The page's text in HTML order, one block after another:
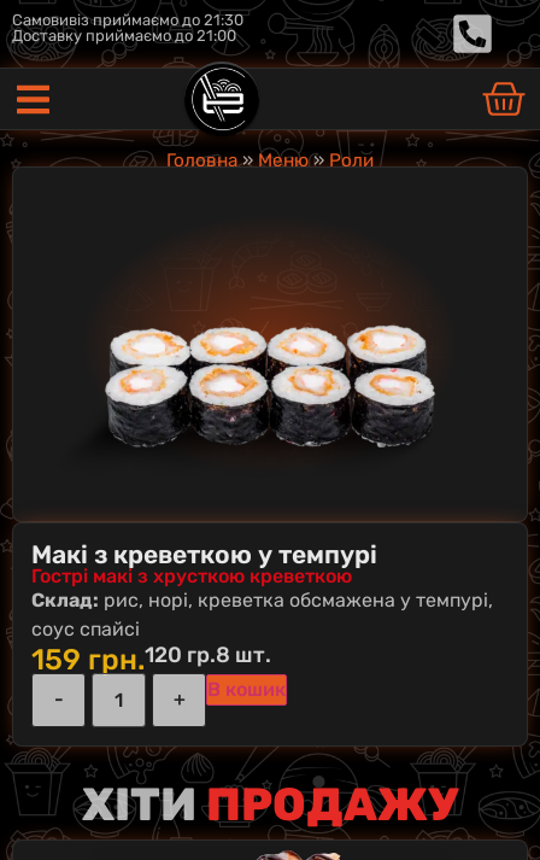
Самовивіз приймаємо до 21:30
Доставку приймаємо до 21:00
Головна»Меню»Роли
Макі з креветкою у темпурі
Гострі макі з хрусткою креветкою
Склад: рис, норі, креветка обсмажена у темпурі,
соус спайсі
159 грн.120 гр.8 шт.
В кошик
ХІТИПРОДАЖУ